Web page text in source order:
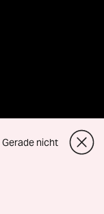
Gerade nicht